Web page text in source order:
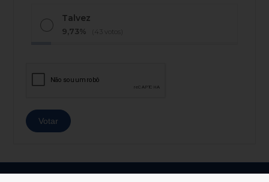
Talvez
9,73% (43 votos)